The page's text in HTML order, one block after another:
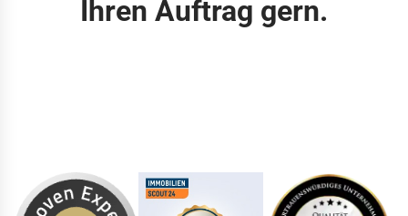
Ihren Auftrag gern.